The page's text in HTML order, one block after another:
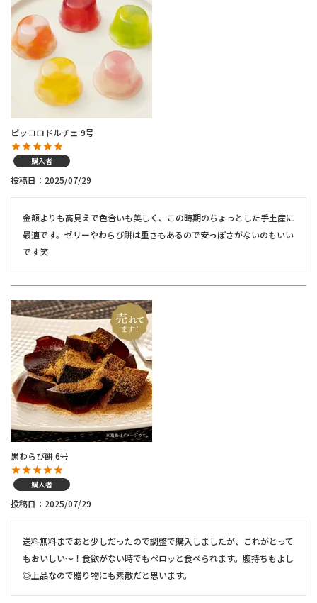
ピッコロドルチェ 9号
購入者
投稿日 2025/07/29
金額よりも高見えで色合いも美しく、この時期のちょっとした手土産に
最適です。ゼリーやわらび餅は重さもあるので安っぽさがないのもいい
です笑
黒わらび餅 6号
購入者
投稿日 2025/07/29
送料無料まであと少しだったので調整で購入しましたが、これがとって
もおいしい〜！食欲がない時でもペロッと食べられます。腹持ちもよし
◎上品なので贈り物にも素敵だと思います。